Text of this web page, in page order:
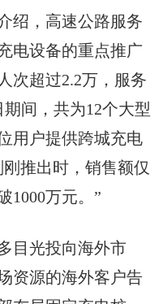
绍，高速公路服务
电设备的重点推广
次超过2.2万，服务
间，共为12个大型
用户提供跨城充电
推出时，销售额仅
1000万元。”
目光投向海外市
资源的海外客户告